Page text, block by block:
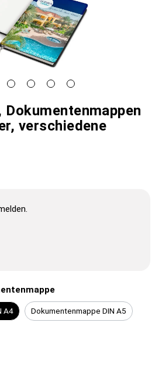
Dokumentenmappen
verschiedene
A4 Dokumentenmappe DIN A5